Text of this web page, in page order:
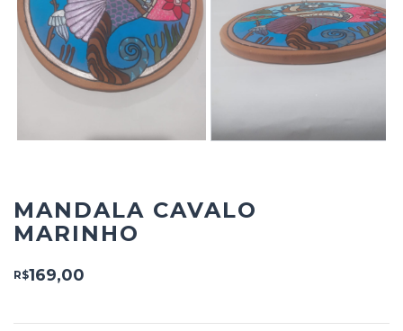
MANDALA CAVALO
MARINHO
R$169,00